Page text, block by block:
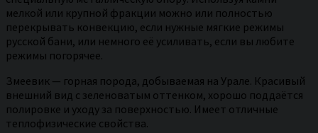
мелкой или крупной фракции можно или полностью
перекрывать конвекцию, если нужные мягкие режимы
русской бани, или немного её усиливать, если вы любите
режимы погорячее.
Змеевик — горная порода, добываемая на Урале. Красивый
внешний вид с зеленоватым оттенком, хорошо поддаётся
полировке и уходу за поверхностью. Имеет отличные
теплофизические свойства.